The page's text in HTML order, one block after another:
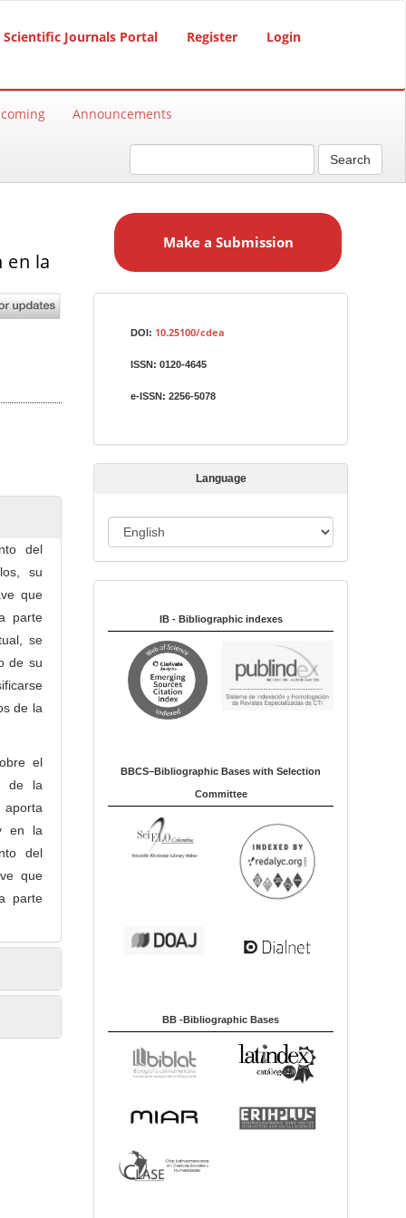
Scientific Journals Portal Register Login
Announcements
Search
en la
del
su
que
parte
se
de su
de la
el
de la
aporta
en la
del
que
parte
a
s
i
Make a Submission
DOI: 10.25100/cdea
ISSN: 0120-4645
e-ISSN: 2256-5078
Language
a
u
IB - Bibliographic indexes
BBCS–Bibliographic Bases with Selection
Committee
BB -Bibliographic Bases